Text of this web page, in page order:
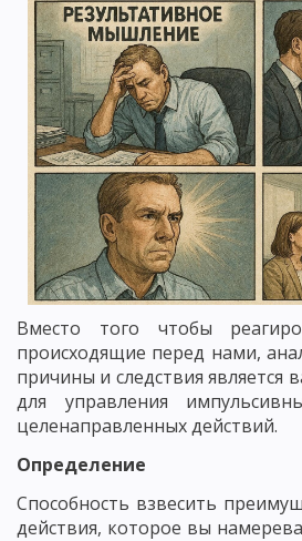
Вместо того чтобы
происходящие перед нами,
причины и следствия
для управления
целенаправленных действий.
Определение
Способность взвесить
действия, которое вы